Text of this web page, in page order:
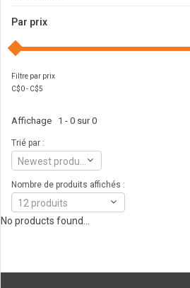
Par prix
Filtre par prix
C$0- C$5
Affichage 1 - 0 sur 0
Trié par :
Nombre de produits affichés :
12 produits
No products found...